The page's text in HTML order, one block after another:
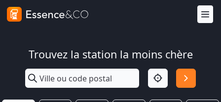
Trouvez la station la moins chère